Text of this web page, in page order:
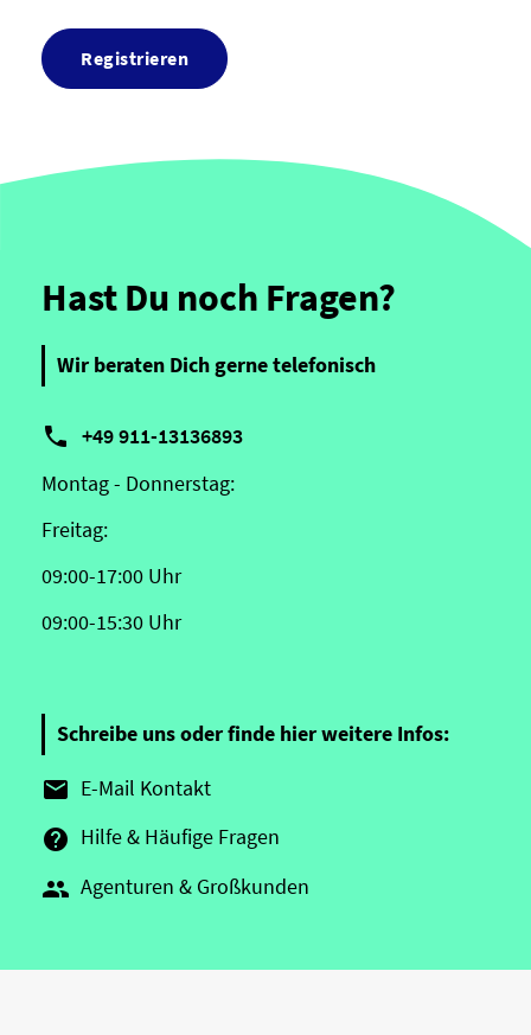
Registrieren
Hast Du noch Fragen?
Wir beraten Dich gerne telefonisch
 +49 911-13136893
Montag - Donnerstag:
Freitag:
09:00-17:00 Uhr
09:00-15:30 Uhr
Schreibe uns oder finde hier weitere Infos:
 E-Mail Kontakt
 Hilfe & Häufige Fragen
 Agenturen & Großkunden